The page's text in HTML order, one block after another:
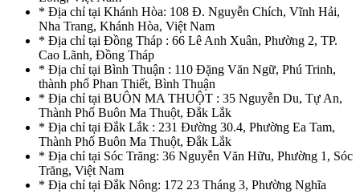
* Địa chỉ tại Khánh Hòa: 108 Đ. Nguyễn Chích, Vĩnh Hải,
Nha Trang, Khánh Hòa, Việt Nam
* Địa chỉ tại Đồng Tháp : 66 Lê Anh Xuân, Phường 2, TP.
Cao Lãnh, Đồng Tháp
* Địa chỉ tại Bình Thuận : 110 Đặng Văn Ngữ, Phú Trinh,
thành phố Phan Thiết, Bình Thuận
* Địa chỉ tại BUÔN MA THUỘT : 35 Nguyễn Du, Tự An,
Thành Phố Buôn Ma Thuột, Đắk Lắk
* Địa chỉ tại Đắk Lắk : 231 Đường 30.4, Phường Ea Tam,
Thành Phố Buôn Ma Thuột, Đắk Lắk
* Địa chỉ tại Sóc Trăng: 36 Nguyễn Văn Hữu, Phường 1, Sóc
Trăng, Việt Nam
* Địa chỉ tại Đắk Nông: 172 23 Tháng 3, Phường Nghĩa